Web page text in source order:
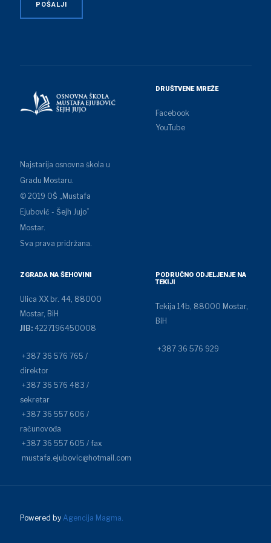
Najstarija osnovna škola u
Gradu Mostaru.
© 2019 OŠ „Mustafa
Ejubović - Šejh Jujo”
Mostar.
Sva prava pridržana.
DRUŠTVENE MREŽE
Facebook
YouTube
ZGRADA NA ŠEHOVINI
Ulica XX br. 44, 88000
Mostar, BiH
JIB:4227196450008
+387 36 576 765 /
direktor
+387 36 576 483 /
sekretar
+387 36 557 606 /
računovođa
+387 36 557 605 / fax
mustafa.ejubovic@hotmail.com
PODRUČNO ODJELJENJE NA
TEKIJI
Tekija 14b, 88000 Mostar,
BiH
+387 36 576 929
Powered by Agencija Magma.